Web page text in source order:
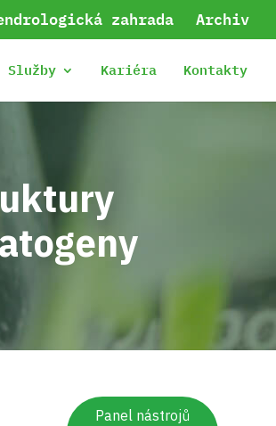
Panel nástrojů
zahrada Archiv
Služby Kariéra Kontakty